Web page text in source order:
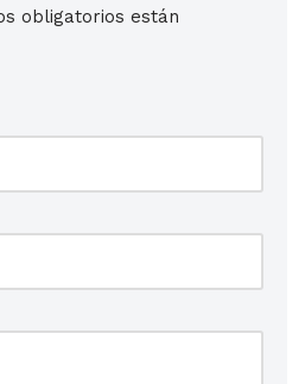
obligatorios están